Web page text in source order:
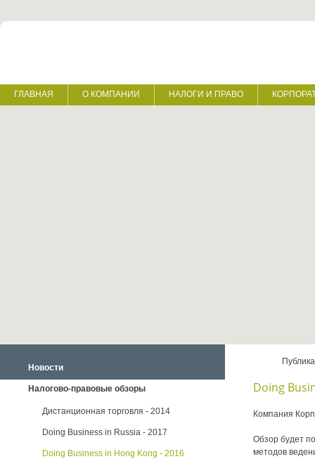
ГЛАВНАЯ О КОМПАНИИ НАЛОГИ И ПРАВО
Новости
Налогово-правовые обзоры
Дистанционная торговля - 2014
Doing Business in Russia - 2017
Doing Business in Hong Kong - 2016
Doing
Компания
Обзор будет
методов